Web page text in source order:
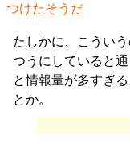
つけたそうだ
たしかに、こうい
つうにしていると
と情報量が多すぎ
とか。